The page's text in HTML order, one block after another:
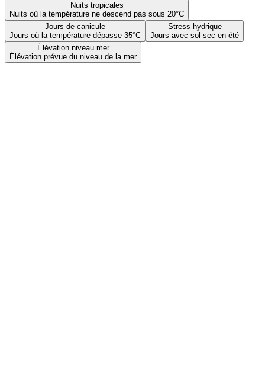
Nuits tropicales
Nuits où la température ne descend pas sous 20°C
Jours de canicule
Jours où la température dépasse 35°C
Stress hydrique
Jours avec sol sec en été
Élévation niveau mer
Élévation prévue du niveau de la mer